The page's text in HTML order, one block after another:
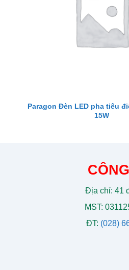
Paragon Đèn LED pha tiêu
15W
Địa chỉ: 41
MST:
ĐT: (028)